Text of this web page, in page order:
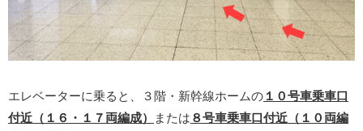
エレベーターに乗ると、３階・新幹線ホームの １０号車乗車口
付近（１６・１７両編成）
または ８号車乗車口付近（１０両編